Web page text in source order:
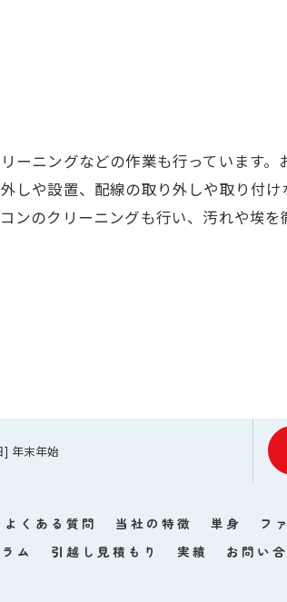
ーニングなどの作業も行っています
しや設置、配線の取り外しや取り付
のクリーニングも行い、汚れや埃
] 年末年始
よくある質問 当社の特徴 単身 フ
ム 引越し見積もり 実績
お問い